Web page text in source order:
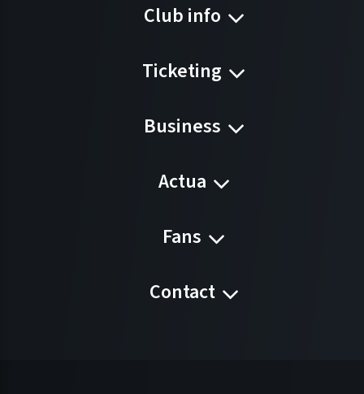
Club info
Ticketing
Business
Actua
Fans
Contact